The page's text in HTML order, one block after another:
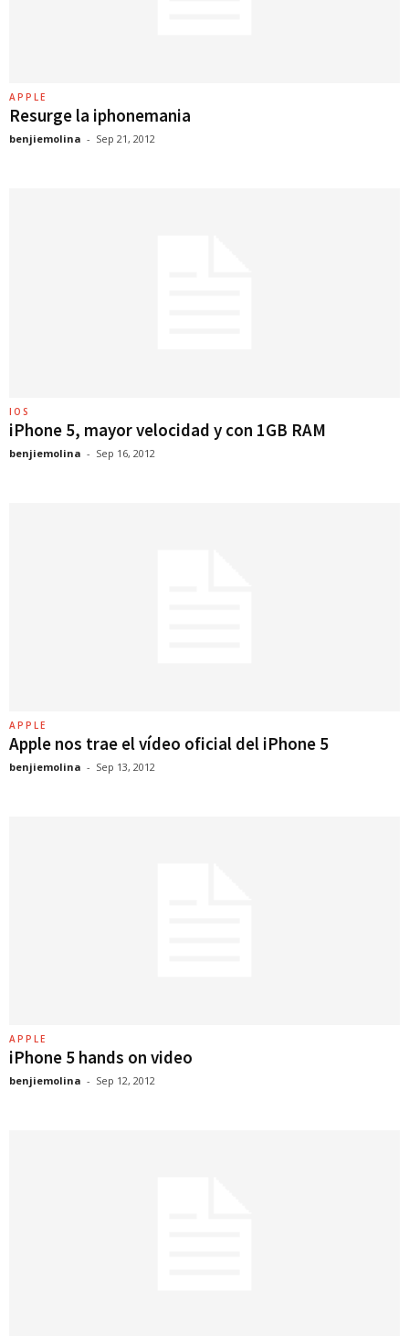
APPLE
Resurge la iphonemania
benjiemolina - Sep 21, 2012
IOS
iPhone 5, mayor velocidad y con 1GB RAM
benjiemolina - Sep 16, 2012
APPLE
Apple nos trae el vídeo oficial del iPhone 5
benjiemolina - Sep 13, 2012
APPLE
iPhone 5 hands on video
benjiemolina - Sep 12, 2012